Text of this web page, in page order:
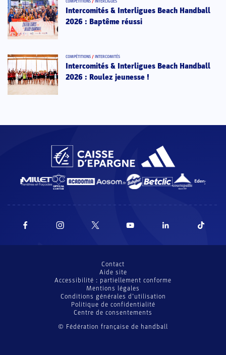
COMPÉTITIONS / INTERLIGUES
Intercomités & Interligues Beach Handball
2026 : Baptême réussi
COMPÉTITIONS / INTERCOMITÉS
Intercomités & Interligues Beach Handball
2026 : Roulez jeunesse !
© Fédération française de handball
Contact
Aide site
Accessibilité : partiellement conforme
Mentions légales
Conditions générales d’utilisation
Politique de confidentialité
Centre de consentements